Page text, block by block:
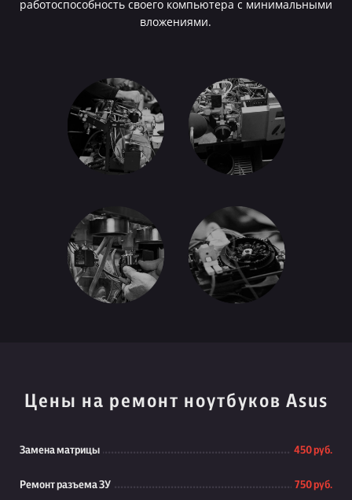
работоспособность своего компьютера с минимальными
вложениями.
Цены на ремонт ноутбуков Asus
Замена матрицы 450 руб.
Ремонт разъема ЗУ 750 руб.